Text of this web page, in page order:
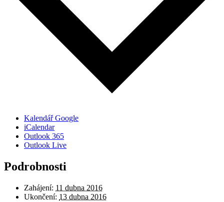
Kalendář Google
iCalendar
Outlook 365
Outlook Live
Podrobnosti
Zahájení: 11 dubna 2016
Ukončení: 13 dubna 2016